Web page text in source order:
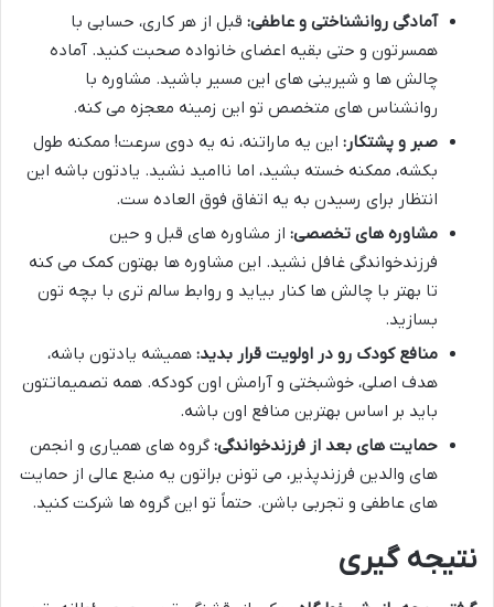
آمادگی روانشناختی و عاطفی: قبل از هر کاری، حسابی با
همسرتون و حتی بقیه اعضای خانواده صحبت کنید. آماده
چالش ها و شیرینی های این مسیر باشید. مشاوره با
روانشناس های متخصص تو این زمینه معجزه می کنه.
صبر و پشتکار: این یه ماراتنه، نه یه دوی سرعت! ممکنه طول
بکشه، ممکنه خسته بشید، اما ناامید نشید. یادتون باشه این
انتظار برای رسیدن به یه اتفاق فوق العاده ست.
مشاوره های تخصصی: از مشاوره های قبل و حین
فرزندخواندگی غافل نشید. این مشاوره ها بهتون کمک می کنه
تا بهتر با چالش ها کنار بیاید و روابط سالم تری با بچه تون
بسازید.
منافع کودک رو در اولویت قرار بدید: همیشه یادتون باشه،
هدف اصلی، خوشبختی و آرامش اون کودکه. همه تصمیماتتون
باید بر اساس بهترین منافع اون باشه.
حمایت های بعد از فرزندخواندگی: گروه های همیاری و انجمن
های والدین فرزندپذیر، می تونن براتون یه منبع عالی از حمایت
های عاطفی و تجربی باشن. حتماً تو این گروه ها شرکت کنید.
نتیجه گیری